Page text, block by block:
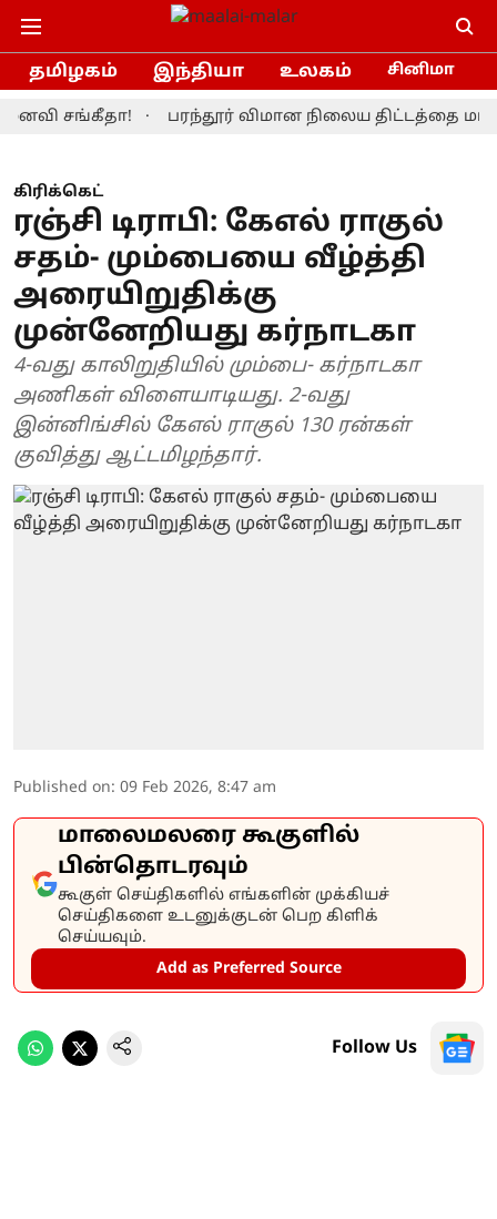
தமிழகம் இந்தியா உலகம் சினிமா
சங்கீதா! பரந்தூர் விமான நிலைய திட்டத்தை
கிரிக்கெட்
ரஞ்சி டிராபி: கேஎல் ராகுல்
சதம்- மும்பையை வீழ்த்தி
அரையிறுதிக்கு
முன்னேறியது கர்நாடகா
4-வது காலிறுதியில் மும்பை- கர்நாடகா
அணிகள் விளையாடியது. 2-வது
இன்னிங்சில் கேஎல் ராகுல் 130 ரன்கள்
குவித்து ஆட்டமிழந்தார்.
Published on: 09 Feb 2026, 8:47 am
மாலைமலரை கூகுளில்
பின்தொடரவும்
கூகுள் செய்திகளில் எங்களின் முக்கியச்
செய்திகளை உடனுக்குடன் பெற கிளிக்
செய்யவும்.
Add as Preferred Source
Follow Us